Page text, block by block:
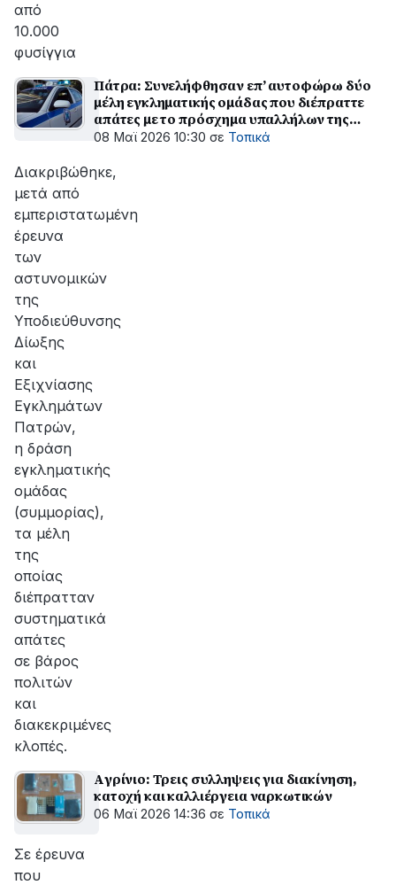
από
10.000
φυσίγγια
Πάτρα: Συνελήφθησαν επ’ αυτοφώρω δύο
μέλη εγκληματικής ομάδας που διέπραττε
απάτες με το πρόσχημα υπαλλήλων της
ΔΕΔΔΗΕ
08 Μαϊ 2026 10:30 σε Τοπικά
Διακριβώθηκε,
μετά από
εμπεριστατωμένη
έρευνα
των
αστυνομικών
της
Υποδιεύθυνσης
Δίωξης
και
Εξιχνίασης
Εγκλημάτων
Πατρών,
η δράση
εγκληματικής
ομάδας
(συμμορίας),
τα μέλη
της
οποίας
διέπρατταν
συστηματικά
απάτες
σε βάρος
πολιτών
και
διακεκριμένες
κλοπές.
Aγρίνιο: Τρεις συλληψεις για διακίνηση,
κατοχή και καλλιέργεια ναρκωτικών
06 Μαϊ 2026 14:36 σε Τοπικά
Σε έρευνα
που